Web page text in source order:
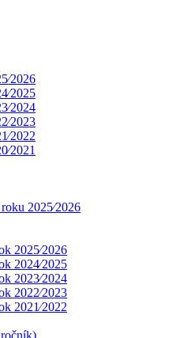
2025⁄2026
2025⁄2026
2024⁄2025
2023⁄2024
2022⁄2023
2021⁄2022